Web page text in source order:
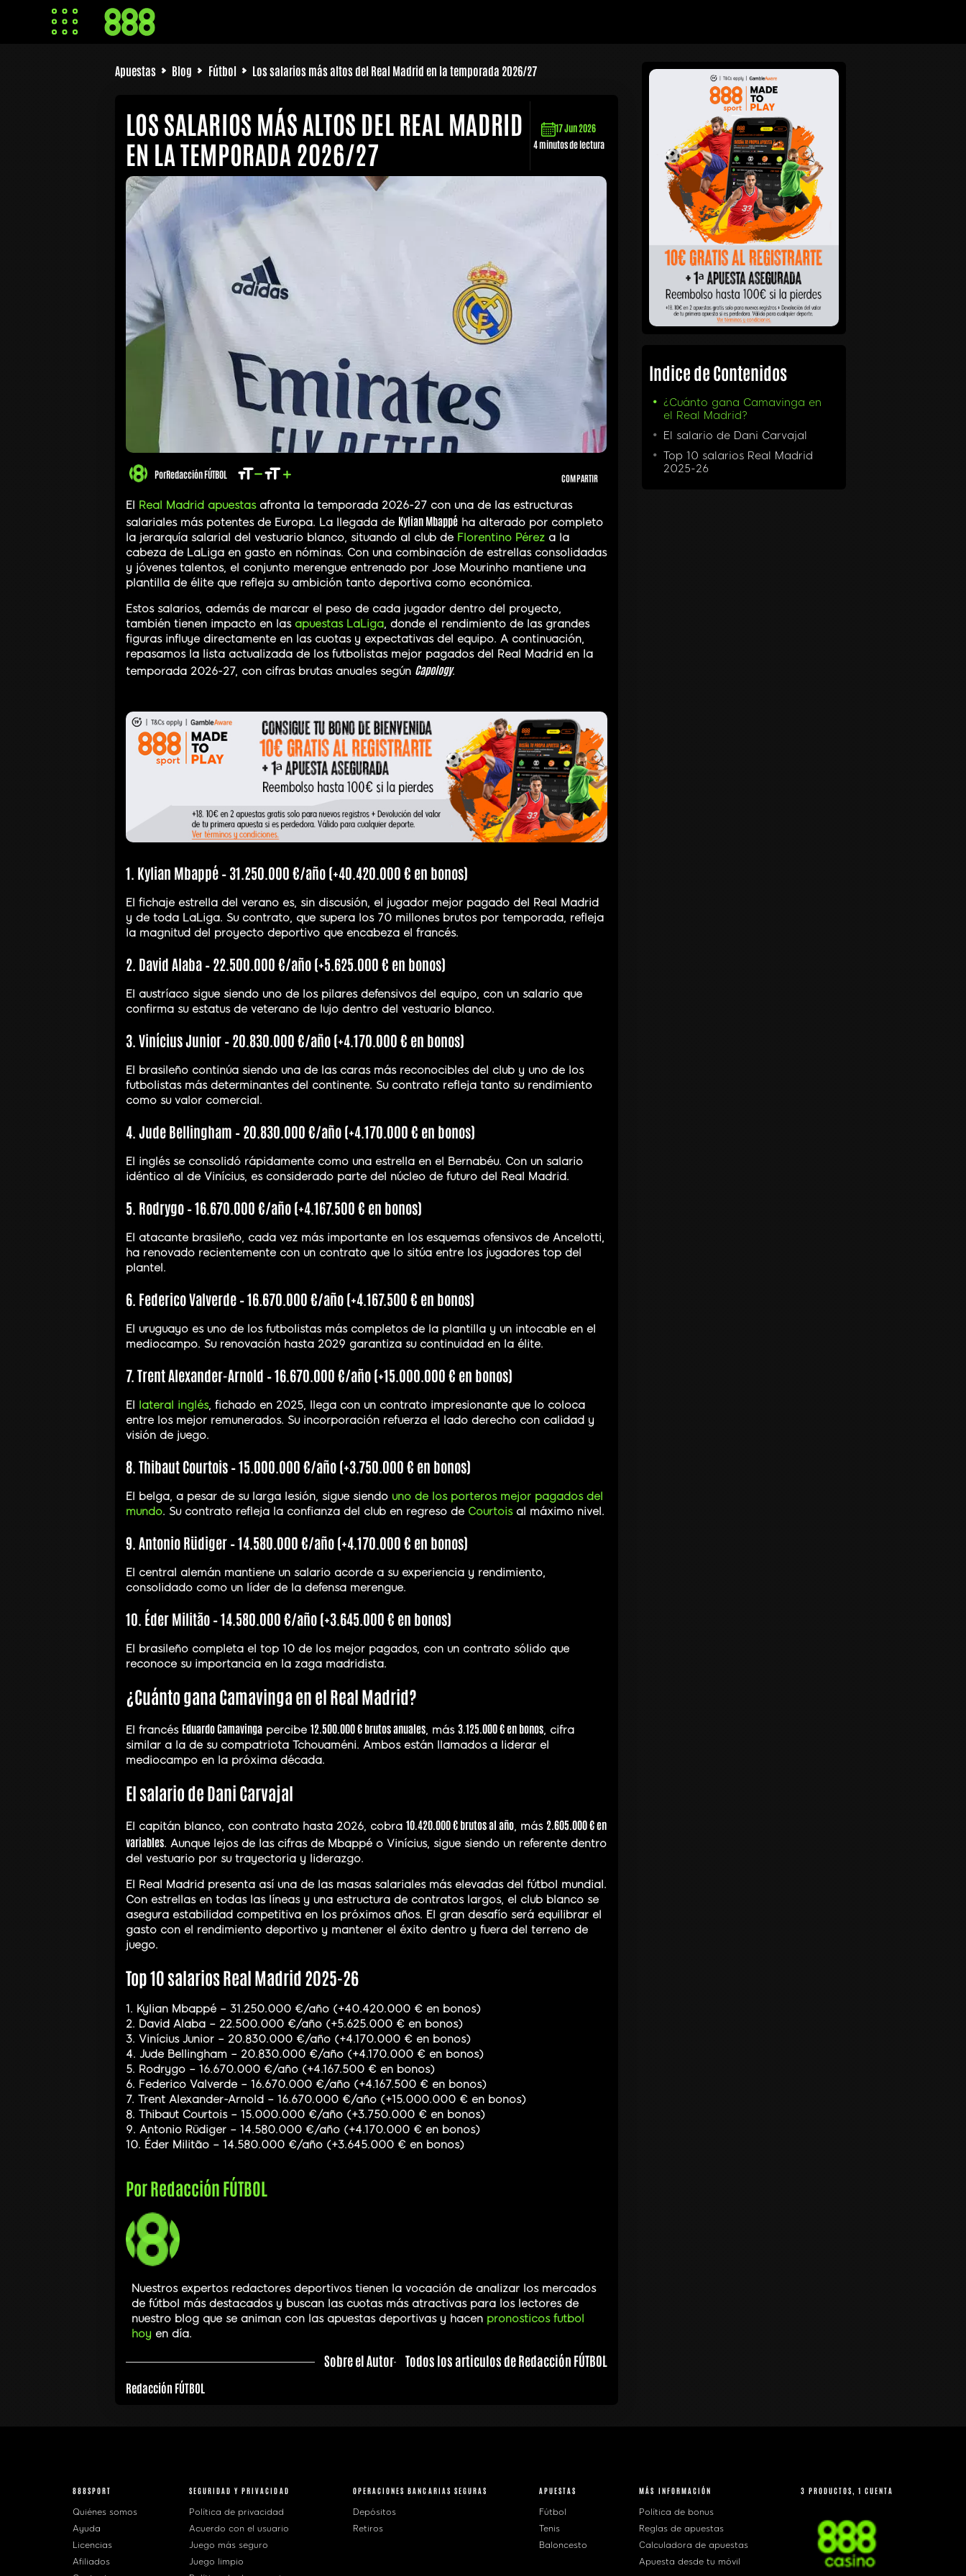
Apuestas Blog Fútbol Los salarios más altos del Real Madrid en la temporada 2026/27
LOS SALARIOS MÁS ALTOS DEL REAL MADRID
EN LA TEMPORADA 2026/27
17 Jun 2026
4 minutos de lectura
PorRedacción FÚTBOL COMPARTIR
El Real Madrid apuestasafronta la temporada 2026-27 con una de las estructuras
salariales más potentes de Europa. La llegada de Kylian Mbappéha alterado por completo
la jerarquía salarial del vestuario blanco, situando al club de Florentino Péreza la
cabeza de LaLiga en gasto en nóminas. Con una combinación de estrellas consolidadas
y jóvenes talentos, el conjunto merengue entrenado por Jose Mourinho mantiene una
plantilla de élite que refleja su ambición tanto deportiva como económica.
Estos salarios, además de marcar el peso de cada jugador dentro del proyecto,
también tienen impacto en las apuestas LaLiga, donde el rendimiento de las grandes
figuras influye directamente en las cuotas y expectativas del equipo. A continuación,
repasamos la lista actualizada de los futbolistas mejor pagados del Real Madrid en la
temporada 2026-27, con cifras brutas anuales según Capology.
1. Kylian Mbappé – 31.250.000 €/año (+40.420.000 € en bonos)
El fichaje estrella del verano es, sin discusión, el jugador mejor pagado del Real Madrid
y de toda LaLiga. Su contrato, que supera los 70 millones brutos por temporada, refleja
la magnitud del proyecto deportivo que encabeza el francés.
2. David Alaba – 22.500.000 €/año (+5.625.000 € en bonos)
El austríaco sigue siendo uno de los pilares defensivos del equipo, con un salario que
confirma su estatus de veterano de lujo dentro del vestuario blanco.
3. Vinícius Junior – 20.830.000 €/año (+4.170.000 € en bonos)
El brasileño continúa siendo una de las caras más reconocibles del club y uno de los
futbolistas más determinantes del continente. Su contrato refleja tanto su rendimiento
como su valor comercial.
4. Jude Bellingham – 20.830.000 €/año (+4.170.000 € en bonos)
El inglés se consolidó rápidamente como una estrella en el Bernabéu. Con un salario
idéntico al de Vinícius, es considerado parte del núcleo de futuro del Real Madrid.
5. Rodrygo – 16.670.000 €/año (+4.167.500 € en bonos)
El atacante brasileño, cada vez más importante en los esquemas ofensivos de Ancelotti,
ha renovado recientemente con un contrato que lo sitúa entre los jugadores top del
plantel.
6. Federico Valverde – 16.670.000 €/año (+4.167.500 € en bonos)
El uruguayo es uno de los futbolistas más completos de la plantilla y un intocable en el
mediocampo. Su renovación hasta 2029 garantiza su continuidad en la élite.
7. Trent Alexander-Arnold – 16.670.000 €/año (+15.000.000 € en bonos)
El lateral inglés, fichado en 2025, llega con un contrato impresionante que lo coloca
entre los mejor remunerados. Su incorporación refuerza el lado derecho con calidad y
visión de juego.
8. Thibaut Courtois – 15.000.000 €/año (+3.750.000 € en bonos)
El belga, a pesar de su larga lesión, sigue siendo uno de los porteros mejor pagados del
mundo. Su contrato refleja la confianza del club en regreso de Courtoisal máximo nivel.
9. Antonio Rüdiger – 14.580.000 €/año (+4.170.000 € en bonos)
El central alemán mantiene un salario acorde a su experiencia y rendimiento,
consolidado como un líder de la defensa merengue.
10. Éder Militão – 14.580.000 €/año (+3.645.000 € en bonos)
El brasileño completa el top 10 de los mejor pagados, con un contrato sólido que
reconoce su importancia en la zaga madridista.
¿Cuánto gana Camavinga en el Real Madrid?
El francés Eduardo Camavingapercibe 12.500.000 € brutos anuales, más 3.125.000 € en bonos, cifra
similar a la de su compatriota Tchouaméni. Ambos están llamados a liderar el
mediocampo en la próxima década.
El salario de Dani Carvajal
El capitán blanco, con contrato hasta 2026, cobra 10.420.000 € brutos al año, más 2.605.000 € en
variables. Aunque lejos de las cifras de Mbappé o Vinícius, sigue siendo un referente dentro
del vestuario por su trayectoria y liderazgo.
El Real Madrid presenta así una de las masas salariales más elevadas del fútbol mundial.
Con estrellas en todas las líneas y una estructura de contratos largos, el club blanco se
asegura estabilidad competitiva en los próximos años. El gran desafío será equilibrar el
gasto con el rendimiento deportivo y mantener el éxito dentro y fuera del terreno de
juego.
Top 10 salarios Real Madrid 2025-26
1. Kylian Mbappé – 31.250.000 €/año (+40.420.000 € en bonos)
2. David Alaba – 22.500.000 €/año (+5.625.000 € en bonos)
3. Vinícius Junior – 20.830.000 €/año (+4.170.000 € en bonos)
4. Jude Bellingham – 20.830.000 €/año (+4.170.000 € en bonos)
5. Rodrygo – 16.670.000 €/año (+4.167.500 € en bonos)
6. Federico Valverde – 16.670.000 €/año (+4.167.500 € en bonos)
7. Trent Alexander-Arnold – 16.670.000 €/año (+15.000.000 € en bonos)
8. Thibaut Courtois – 15.000.000 €/año (+3.750.000 € en bonos)
9. Antonio Rüdiger – 14.580.000 €/año (+4.170.000 € en bonos)
10. Éder Militão – 14.580.000 €/año (+3.645.000 € en bonos)
PorRedacción FÚTBOL
Nuestros expertos redactores deportivos tienen la vocación de analizar los mercados
de fútbol más destacados y buscan las cuotas más atractivas para los lectores de
nuestro blog que se animan con las apuestas deportivas y hacen pronosticos futbol
hoyen día.
Sobre el Autor Todos los articulos de Redacción FÚTBOL
Redacción FÚTBOL
Indice de Contenidos
¿Cuánto gana Camavinga en
el Real Madrid?
El salario de Dani Carvajal
Top 10 salarios Real Madrid
2025-26
888SPORT
Quiénes somos
Ayuda
Licencias
Afiliados
SEGURIDAD Y PRIVACIDAD
Política de privacidad
Acuerdo con el usuario
Juego más seguro
Juego limpio
OPERACIONES BANCARIAS SEGURAS
Depósitos
Retiros
APUESTAS
Fútbol
Tenis
Baloncesto
MÁS INFORMACIÓN
Política de bonus
Reglas de apuestas
Calculadora de apuestas
Apuesta desde tu móvil
3 PRODUCTOS, 1 CUENTA